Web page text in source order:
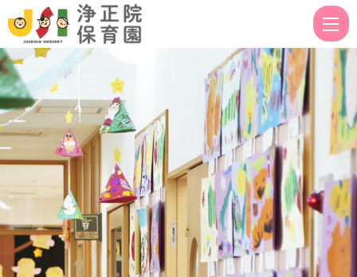
め
て
の
体
育
指
導